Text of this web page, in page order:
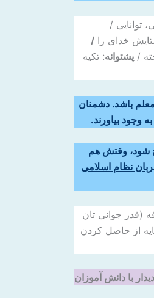
توانایی /
خدای را /
/ پشتوانه: تکیه
باشد. دشمنان
به وجود بیاورند.
شود، وقتش هم
نظام اسلامی
(قدر جوانی تان
از حاصل کردن
با دانش آموزان